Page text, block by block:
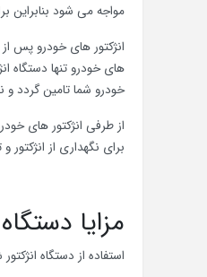
مواجه می شود بنابراین
انژکتور های خودرو پس
های خودرو تنها دستگاه
خودرو شما تامین گردد و
از طرفی انژکتور های
برای نگهداری از
مزایا
استفاده از دستگاه